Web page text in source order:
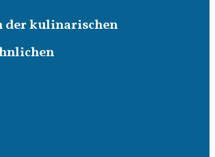
der kulinarischen